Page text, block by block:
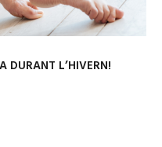
DURANT L’HIVERN!